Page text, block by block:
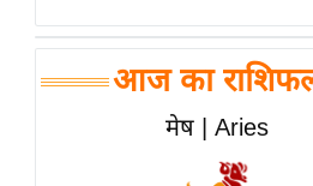
मनोरंजन जगत
बॉलीवुड
हॉलीवुड
आज का
मेष | Aries